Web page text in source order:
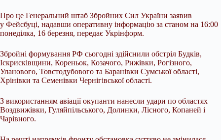
Про це Генеральний штаб Збройних Сил України заявив
у Фейсбуці, надавши оперативну інформацію за станом на 16:00
понеділка, 16 березня, передає Укрінформ.
Збройні формування РФ сьогодні здійснили обстріл Будків,
Іскрисківщини, Кореньок, Козачого, Рижівки, Рогізного,
Уланового, Товстодубового та Баранівки Сумської області,
Хрінівки та Семенівки Чернігівської області.
З використанням авіації окупанти нанесли удари по областях
Воздвижівки, Гуляйпільського, Долинки, Лісного, Копаней і
Чарівного.